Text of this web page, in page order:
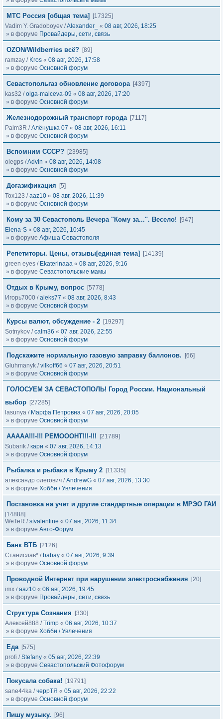
МТС Россия [общая тема]
[17325]
Vadim Y. Gradoboyev /Alexander_ « 08 авг, 2026, 18:25
» в форуме Провайдеры, сети, связь
OZON/Wildberries всё? [89]
ramzay / Kros « 08 авг, 2026, 17:58
» в форуме Основной форум
Севастопольгаз обновление договора [4397]
kas32 /olga-malceva-09 « 08 авг, 2026, 17:20
» в форуме Основной форум
Железнодорожный транспорт города [7117]
Palm3R /Алёнушка 07 « 08 авг, 2026, 16:11
» в форуме Основной форум
Вспомним СССР? [23985]
olegps /Advin « 08 авг, 2026, 14:08
» в форуме Основной форум
Догазификация
[5]
Tox123 /aaz10 « 08 авг, 2026, 11:39
» в форуме Основной форум
Кому за 30 Севастополь Вечера "Кому за...". Весело!
[947]
Elena-S « 08 авг, 2026, 10:45
» в форуме Афиша Севастополя
Репетиторы. Цены, отзывы[единая тема]
[14139]
green eyes / Ekaterinaaa « 08 авг, 2026, 9:16
» в форуме Севастопольские мамы
Отдых в Крыму, вопрос [5778]
Игорь7000 /aleks77 « 08 авг, 2026, 8:43
» в форуме Основной форум
Курсы валют, обсуждение - 2 [19297]
Sotnykov /calm36 « 07 авг, 2026, 22:55
» в форуме Основной форум
Подскажите нормальную газовую заправку баллонов.
[66]
Gluhmanyk /vilkoff66 « 07 авг, 2026, 20:51
» в форуме Основной форум
ГОЛОСУЕМ ЗА СЕВАСТОПОЛЬ! Город России. Национальный
выбор [27285]
lasunya / Марфа Петровна « 07 авг, 2026, 20:05
» в форуме Основной форум
ААААА!!!-!!! РЕМОООНТ!!!-!!!
[21789]
Subarik /кари « 07 авг, 2026, 14:13
» в форуме Основной форум
Рыбалка и рыбаки в Крыму 2 [11335]
александр олегович /AndrewG « 07 авг, 2026, 13:30
» в форуме Хобби / Увлечения
Постановка на учет и другие стандартные операции в МРЭО ГАИ
[14888]
WeTeR /stvalentine « 07 авг, 2026, 11:34
» в форуме Авто-Форум
Банк ВТБ [2126]
Станислав* / babay « 07 авг, 2026, 9:39
» в форуме Основной форум
Проводной Интернет при нарушении электроснабжения
[20]
imx /aaz10 « 06 авг, 2026, 19:45
» в форуме Провайдеры, сети, связь
Структура Сознания
[330]
Алексей888 /Trimp « 06 авг, 2026, 10:37
» в форуме Хобби / Увлечения
Еда [575]
profi /Stefany « 05 авг, 2026, 22:39
» в форуме Севастопольский Фотофорум
Покусала собака!
[19791]
sane44ka /черрТЯ « 05 авг, 2026, 22:22
» в форуме Основной форум
Пишу музыку.
[96]